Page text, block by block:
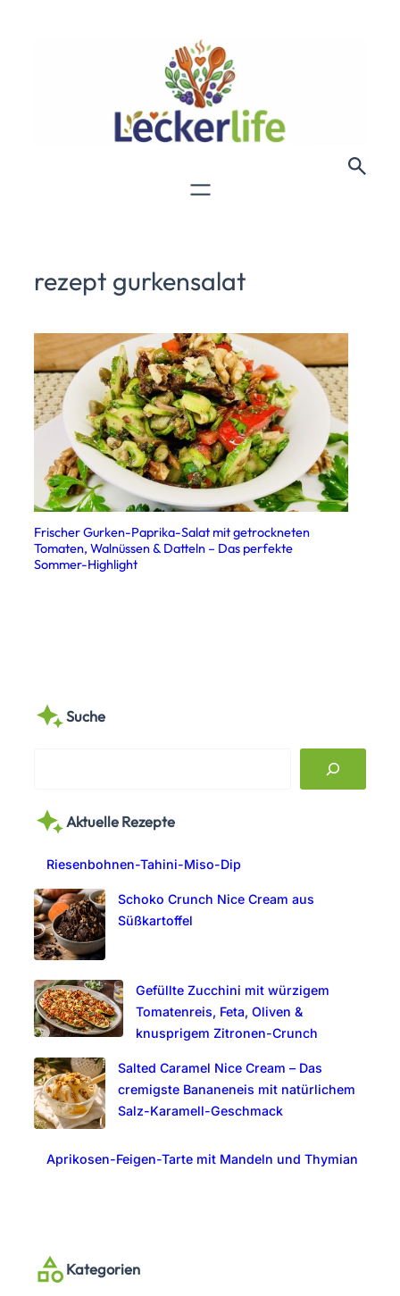
rezept gurkensalat
Frischer Gurken-Paprika-Salat mit getrockneten
Tomaten, Walnüssen & Datteln – Das perfekte
Sommer-Highlight
Suche
r
Aktuelle Rezepte
Riesenbohnen-Tahini-Miso-Dip
Schoko Crunch Nice Cream aus
Süßkartoffel
Gefüllte Zucchini mit würzigem
Tomatenreis, Feta, Oliven &
knusprigem Zitronen-Crunch
Salted Caramel Nice Cream – Das
cremigste Bananeneis mit natürlichem
Salz-Karamell-Geschmack
Aprikosen-Feigen-Tarte mit Mandeln und Thymian
Kategorien